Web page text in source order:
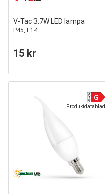
V-Tac 3.7W LED lampa
P45, E14
15 kr
Produktdatablad